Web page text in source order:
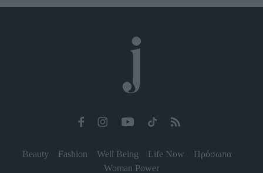
Beauty Fashion Well Being Life Now
Πρόσωπα
Woman Power